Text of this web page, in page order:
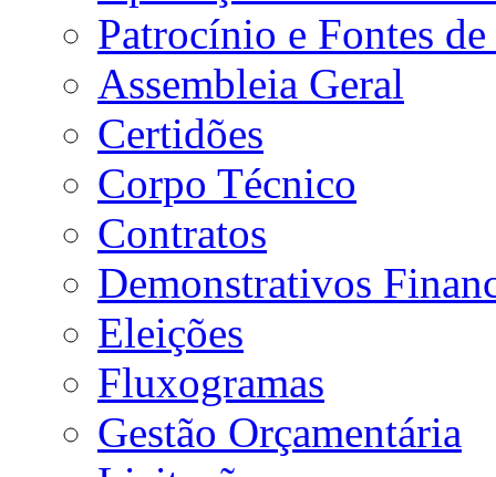
Patrocínio e Fontes de
Assembleia Geral
Certidões
Corpo Técnico
Contratos
Demonstrativos
Eleições
Fluxogramas
Gestão Orçamentária